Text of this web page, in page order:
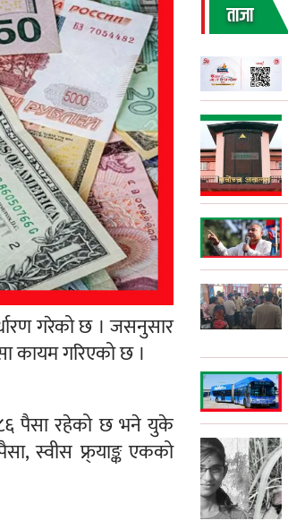
गरेको छ । जसनुसार
कायम गरिएको छ ।
पैसा रहेको छ भने युके
स्वीस फ्र्याङ्क एकको
ताजा